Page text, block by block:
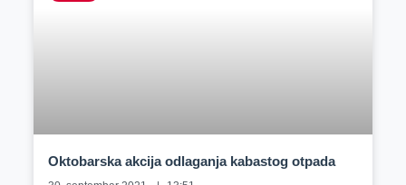
Oktobarska akcija odlaganja kabastog otpada